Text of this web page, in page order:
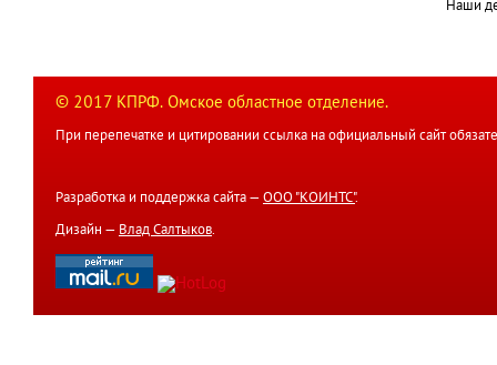
Наши
© 2017 КПРФ. Омское областное отделение.
При перепечатке и цитировании ссылка на официальный сайт
Разработка и поддержка сайта — ООО "КОИНТС".
Дизайн — Влад Салтыков.